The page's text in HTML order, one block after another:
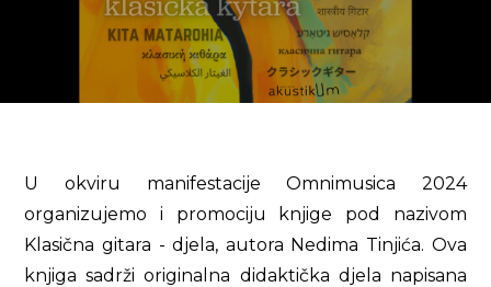
U okviru manifestacije Omnimusica 2024
organizujemo i promociju knjige pod nazivom
Klasična gitara - djela, autora Nedima Tinjića. Ova
knjiga sadrži originalna didaktička djela napisana